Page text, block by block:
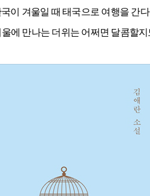
겨울일 때 태국으로 여행을 간
에 만나는 더위는 어쩌면 달콤할